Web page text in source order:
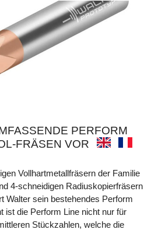
PERFORM
FRÄSEN VOR
Vollhartmetallfräsern der Familie
4-schneidigen Radiuskopierfräsern
Walter sein bestehendes Perform
ist die Perform Line nicht nur für
Stückzahlen, welche die